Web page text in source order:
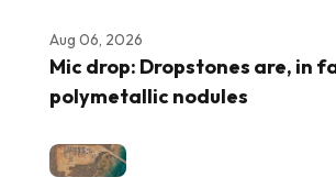
Aug 06, 2026
Mic drop: Dropstones are, in
polymetallic nodules